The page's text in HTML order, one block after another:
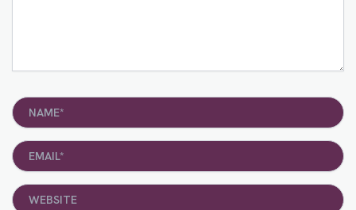
Name*
Email*
Website